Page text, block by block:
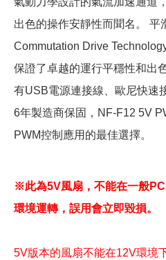
出色的操作安靜性而聞名。 平
Commutation Drive
保證了卓越的運行平穩性和出
有USB電源連接線、歐尼快速
6年製造商保固，NF-F12 5V
PWM控制應用的最佳選擇。
※此為5V風扇，不能在一般
環境運轉，誤用會立即毀損。
5V版本的風扇不能在12V環境